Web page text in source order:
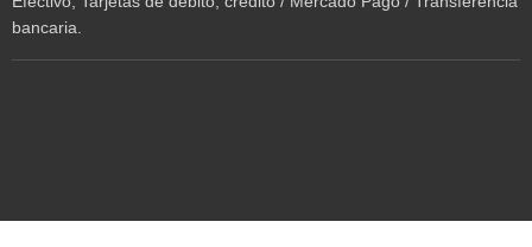
bancaria.